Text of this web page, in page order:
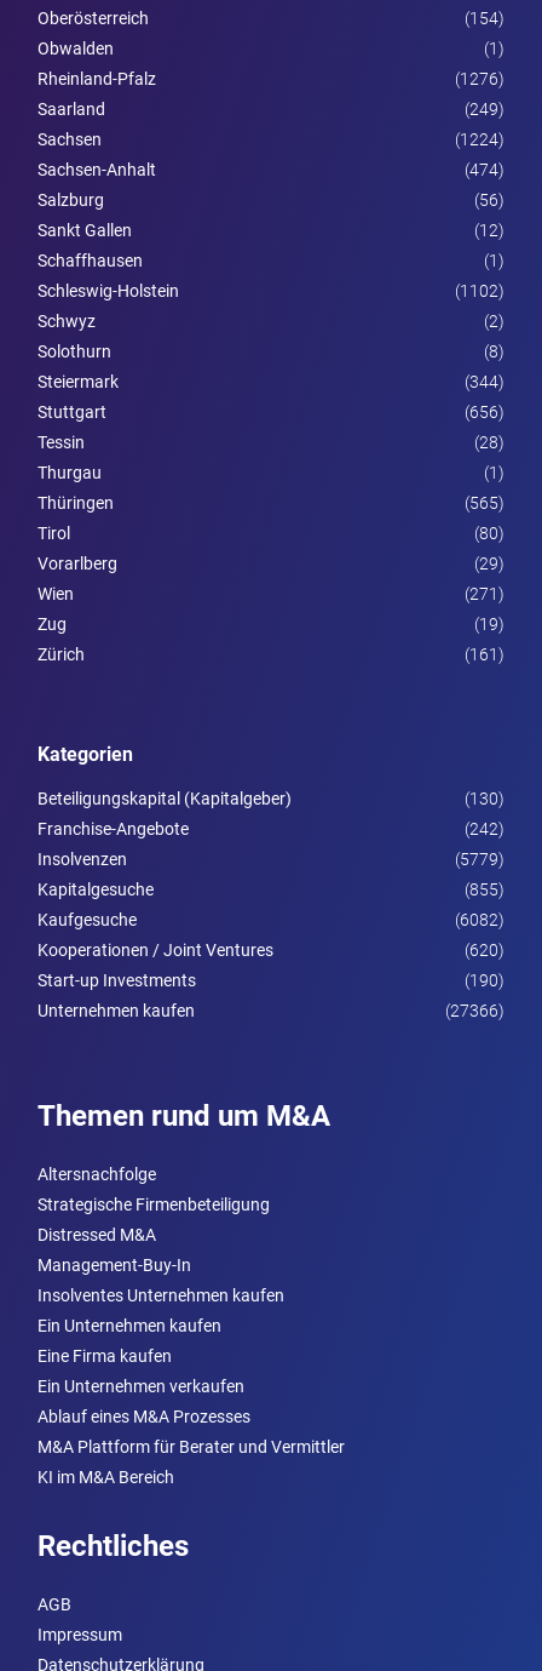
Ober­österreich
(154)
Obwalden
(1)
Rheinland-Pfalz
(1276)
Saarland
(249)
Sachsen
(1224)
Sachsen-Anhalt
(474)
Salzburg
(56)
Sankt Gallen
(12)
Schaffhausen
(1)
Schleswig-Holstein
(1102)
Schwyz
(2)
Solothurn
(8)
Steier­mark
(344)
Stuttgart
(656)
Tessin
(28)
Thurgau
(1)
Thüringen
(565)
Tirol
(80)
Vorarl­berg
(29)
Wien
(271)
Zug
(19)
Zürich
(161)
Kategorien
Beteiligungskapital (Kapitalgeber)
(130)
Franchise-Angebote
(242)
Insolvenzen
(5779)
Kapitalgesuche
(855)
Kaufgesuche
(6082)
Kooperationen / Joint Ventures
(620)
Start-up Investments
(190)
Unternehmen kaufen
(27366)
Themen rund um M&A
Altersnachfolge
Strategische Firmenbeteiligung
Distressed M&A
Management-Buy-In
Insolventes Unternehmen kaufen
Ein Unternehmen kaufen
Eine Firma kaufen
Ein Unternehmen verkaufen
Ablauf eines M&A Prozesses
M&A Plattform für Berater und Vermittler
KI im M&A Bereich
Rechtliches
AGB
Impressum
Datenschutzerklärung